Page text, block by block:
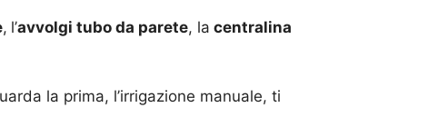
, l’avvolgi tubo da parete, la centralina
la prima, l’irrigazione manuale, ti